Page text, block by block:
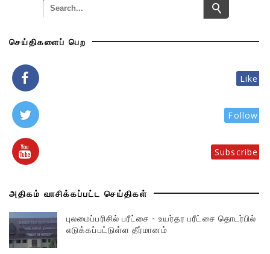
செய்திகளைப் பெற
Like
Follow
Subscribe
அதிகம் வாசிக்கப்பட்ட செய்திகள்
புலமைப்பரிசில் பரீட்சை - உயர்தர பரீட்சை தொடர்பில்
எடுக்கப்பட்டுள்ள தீர்மானம்